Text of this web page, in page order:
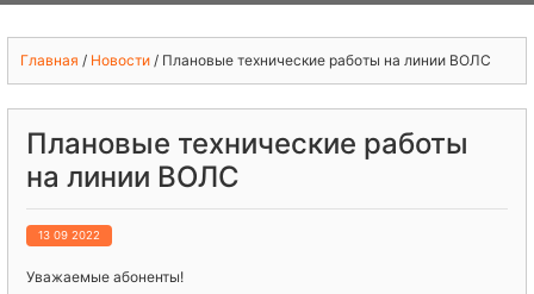
Главная / Новости / Плановые технические работы на линии ВОЛС
Плановые технические работы
на линии ВОЛС
13 09 2022
Уважаемые абоненты!